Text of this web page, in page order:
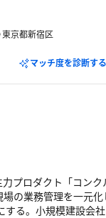
東京都新宿区
マッチ度を診断する
プロダクト「コンク
の業務管理を一元化
る。小規模建設会